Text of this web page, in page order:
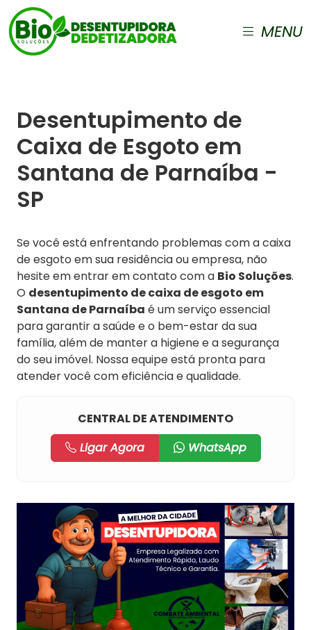
MENU
Desentupimento de
Caixa de Esgoto em
Santana de Parnaíba -
SP
Se você está enfrentando problemas com a caixa
de esgoto em sua residência ou empresa, não
hesite em entrar em contato com a Bio Soluções.
O desentupimento de caixa de esgoto em
Santana de Parnaíba é um serviço essencial
para garantir a saúde e o bem-estar da sua
família, além de manter a higiene e a segurança
do seu imóvel. Nossa equipe está pronta para
atender você com eficiência e qualidade.
CENTRAL DE ATENDIMENTO
Ligar Agora
WhatsApp